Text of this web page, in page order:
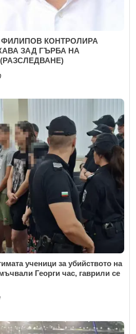
КОНТРОЛИРА
ЗАД ГЪРБА НА
ученици за убийството на
Георги час, гаврили се